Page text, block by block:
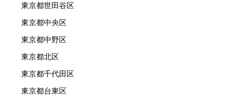
東京都世田谷区
東京都中央区
東京都中野区
東京都北区
東京都千代田区
東京都台東区